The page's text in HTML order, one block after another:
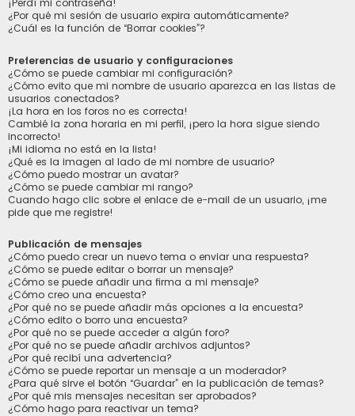
¡Perdí mi contraseña!
¿Por qué mi sesión de usuario expira automáticamente?
¿Cuál es la función de “Borrar cookies”?
Preferencias de usuario y configuraciones
¿Cómo se puede cambiar mi configuración?
¿Cómo evito que mi nombre de usuario aparezca en las listas de
usuarios conectados?
¡La hora en los foros no es correcta!
Cambié la zona horaria en mi perfil, ¡pero la hora sigue siendo
incorrecto!
¡Mi idioma no está en la lista!
¿Qué es la imagen al lado de mi nombre de usuario?
¿Cómo puedo mostrar un avatar?
¿Cómo se puede cambiar mi rango?
Cuando hago clic sobre el enlace de e-mail de un usuario, ¡me
pide que me registre!
Publicación de mensajes
¿Cómo puedo crear un nuevo tema o enviar una respuesta?
¿Cómo se puede editar o borrar un mensaje?
¿Cómo se puede añadir una firma a mi mensaje?
¿Cómo creo una encuesta?
¿Por qué no se puede añadir más opciones a la encuesta?
¿Cómo edito o borro una encuesta?
¿Por qué no se puede acceder a algún foro?
¿Por qué no se puede añadir archivos adjuntos?
¿Por qué recibí una advertencia?
¿Cómo se puede reportar un mensaje a un moderador?
¿Para qué sirve el botón “Guardar” en la publicación de temas?
¿Por qué mis mensajes necesitan ser aprobados?
¿Cómo hago para reactivar un tema?